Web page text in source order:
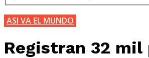
ASI VA EL MUNDO
Registran 32 mil